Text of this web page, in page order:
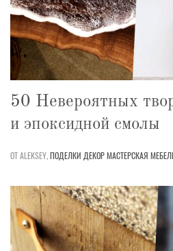
50 Невероятных
и эпоксидной смолы
ОТ ALEKSEY,ПОДЕЛКИ ДЕКОРМАСТЕРСКАЯ